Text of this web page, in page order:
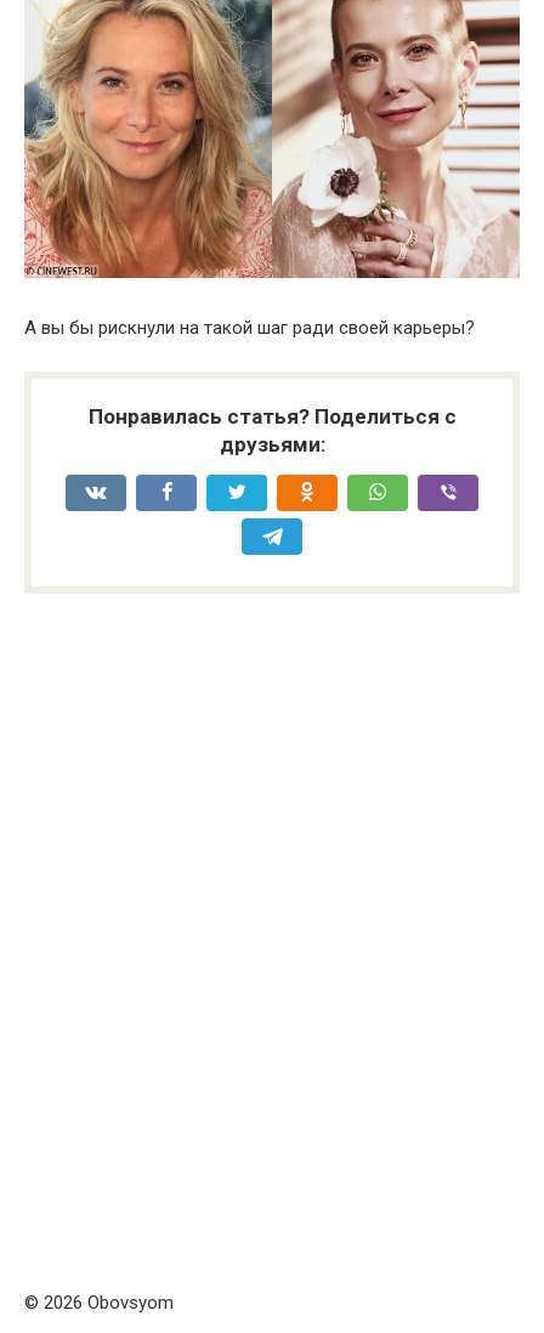
А вы бы рискнули на такой шаг ради своей карьеры?
Понравилась статья? Поделиться с
друзьями:
© 2026 Obovsyom